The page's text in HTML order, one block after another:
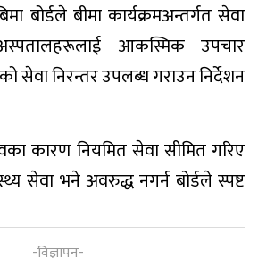
बोर्डले बीमा कार्यक्रमअन्तर्गत सेवा
आकस्मिक उपचार
सेवा निरन्तर उपलब्ध गराउन निर्देशन
कारण नियमित सेवा सीमित गरिए
सेवा भने अवरुद्ध नगर्न बोर्डले स्पष्ट